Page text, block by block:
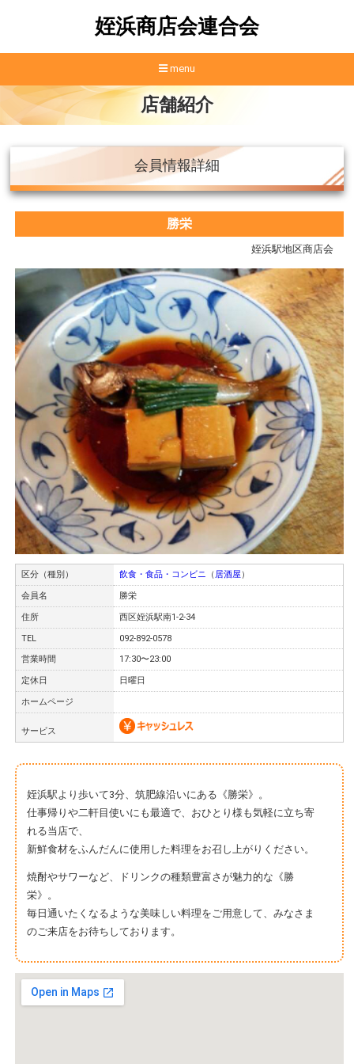
姪浜商店会連合会
menu
店舗紹介
会員情報詳細
勝栄
姪浜駅地区商店会
区分（種別） 飲食・食品・コンビニ （ 居酒屋 ）
会員名 勝栄
住所 西区姪浜駅南1-2-34
TEL
092-892-0578
営業時間
17:30〜23:00
定休日 日曜日
ホームページ
サービス
姪浜駅より歩いて3分、筑肥線沿いにある《勝栄》。
仕事帰りや二軒目使いにも最適で、おひとり様も気軽に立ち寄
れる当店で、
新鮮食材をふんだんに使用した料理をお召し上がりください。
焼酎やサワーなど、ドリンクの種類豊富さが魅力的な《勝
栄》。
毎日通いたくなるような美味しい料理をご用意して、みなさま
のご来店をお待ちしております。